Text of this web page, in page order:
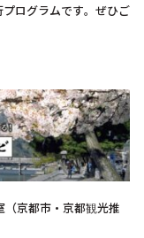
ログラムです。ぜひご
京都市・京都観光推